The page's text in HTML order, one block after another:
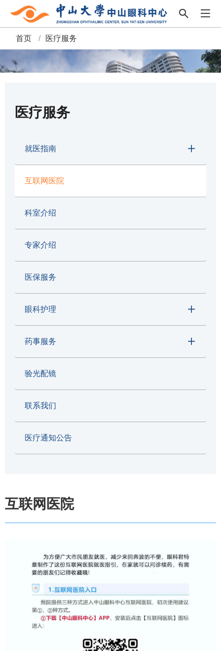
面
包
首页 / 医疗服务
医疗服务
就医指南
互联网医院
科室介绍
专家介绍
医保服务
眼科护理
药事服务
验光配镜
联系我们
医疗通知公告
互联网医院